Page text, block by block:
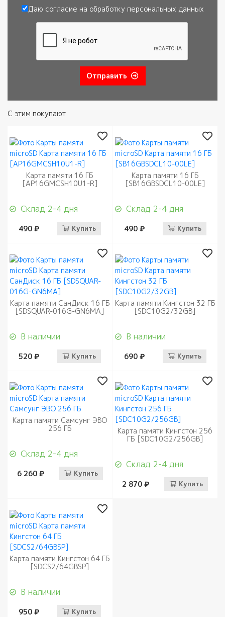
Сообщение
Даю согласие на обработку персональных данных
Отправить
С этим покупают
Карта памяти 16 ГБ
[AP16GMCSH10U1-R]
Склад 2-4 дня
490 ₽ Купить
Карта памяти 16 ГБ
[SB16GBSDCL10-00LE]
Склад 2-4 дня
490 ₽ Купить
Карта памяти СанДиск 16 ГБ
[SDSQUAR-016G-GN6MA]
В наличии
520 ₽ Купить
Карта памяти Кингстон 32 ГБ
[SDC10G2/32GB]
В наличии
690 ₽ Купить
Карта памяти Самсунг ЭВО
256 ГБ
Склад 2-4 дня
6 260 ₽ Купить
Карта памяти Кингстон 256
ГБ [SDC10G2/256GB]
Склад 2-4 дня
2 870 ₽ Купить
Карта памяти Кингстон 64 ГБ
[SDCS2/64GBSP]
В наличии
950 ₽ Купить